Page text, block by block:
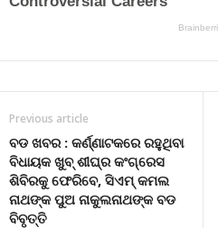
Previous article
ବଡ ଖବର : କର୍ଣ୍ଣାଟକରେ ରହୁଥିବା
ବିଧାୟକ ଖୁବ୍ ଶୀଘ୍ର କଂଗ୍ରେସ
ଶିବିରକୁ ଫେରିବେ, ସିଏମ୍ କମଲ
ନାଥଙ୍କ ପୁଅ ନାକୁଲନାଥଙ୍କ ବଡ
ବିବୃତ୍ତି